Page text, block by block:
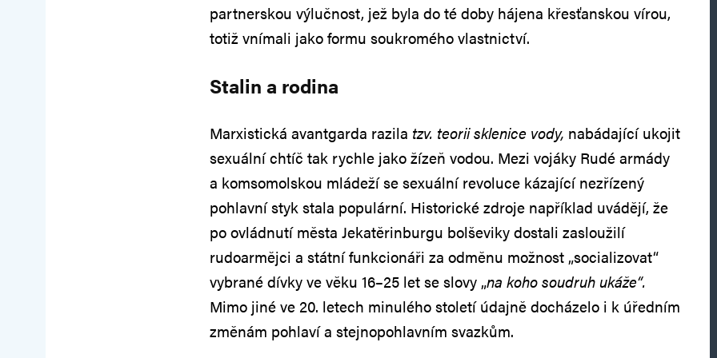
partnerskou výlučnost, jež byla do té doby hájena křesťanskou vírou,
totiž vnímali jako formu soukromého vlastnictví.
Stalin a rodina
Marxistická avantgarda razila tzv. teorii sklenice vody, nabádající ukojit
sexuální chtíč tak rychle jako žízeň vodou. Mezi vojáky Rudé armády
a komsomolskou mládeží se sexuální revoluce kázající nezřízený
pohlavní styk stala populární. Historické zdroje například uvádějí, že
po ovládnutí města Jekatěrinburgu bolševiky dostali zasloužilí
rudoarmějci a státní funkcionáři za odměnu možnost „socializovat“
vybrané dívky ve věku 16–25 let se slovy „na koho soudruh ukáže“.
Mimo jiné ve 20. letech minulého století údajně docházelo i k úředním
změnám pohlaví a stejnopohlavním svazkům.